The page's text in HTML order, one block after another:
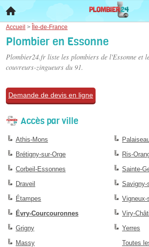
Accueil > Île-de-France
Plombier en Essonne
Plombier24.fr liste les plombiers de l'Essonne et
couvreurs-zingueurs du 91.
Demande de devis en ligne
Accès par ville
Athis-Mons
Brétigny-sur-Orge
Corbeil-Essonnes
Draveil
Étampes
Évry-Courcouronnes
Grigny
Massy
Ris-
Sainte-
Savigny-
Vigneux-
Viry-
Yerres
Toutes